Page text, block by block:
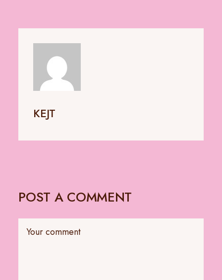
KEJT
POST A COMMENT